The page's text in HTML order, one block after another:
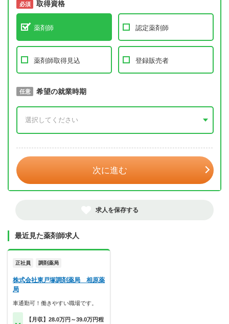
必須 取得資格
薬剤師 認定薬剤師
薬剤師取得見込 登録販売者
必須 取得予定年
任意 希望の就業時期
次に進む
求人を保存する
最近見た薬剤師求人
正社員 調剤薬局
株式会社東戸塚調剤薬局 相原薬
局
車通勤可！働きやすい職場です。
【月収】28.0万円～39.0万円程